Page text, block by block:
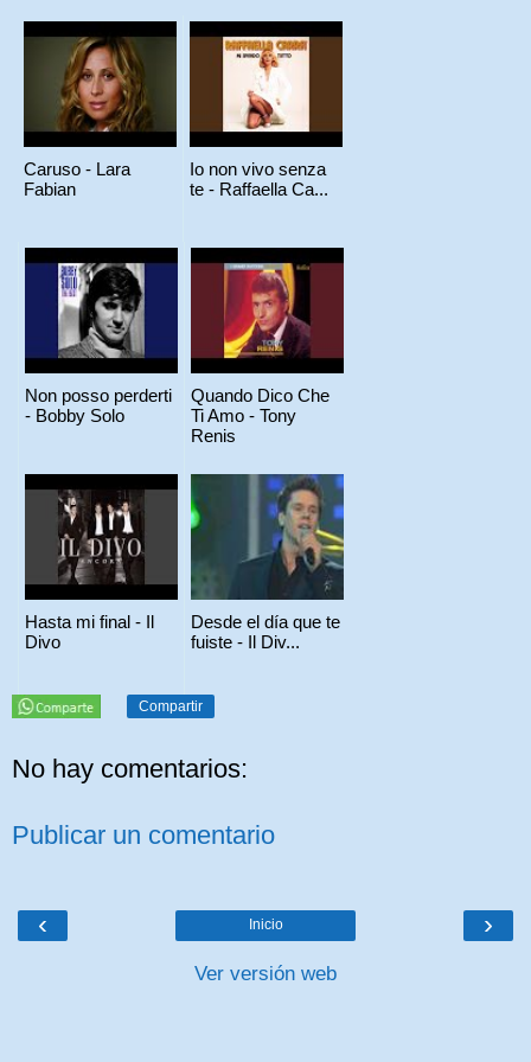
Caruso - Lara
Fabian
Io non vivo senza
te - Raffaella Ca...
Non posso perderti
- Bobby Solo
Quando Dico Che
Ti Amo - Tony
Renis
Hasta mi final - Il
Divo
Desde el día que te
fuiste - Il Div...
Compartir
No hay comentarios:
Publicar un comentario
‹ ›
Inicio
Ver versión web